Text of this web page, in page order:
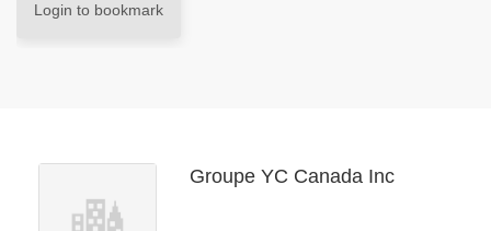
Login to bookmark
Groupe YC Canada Inc